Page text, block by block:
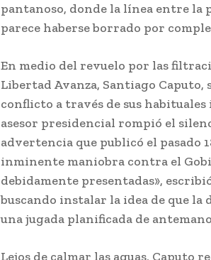
pantanoso, donde la línea entre
parece haberse borrado por
En medio del revuelo por las
Libertad Avanza, Santiago Caputo,
conflicto a través de sus
asesor presidencial rompió el
advertencia que publicó el pasado
inminente maniobra contra el
debidamente presentadas»,
buscando instalar la idea de que la
una jugada planificada de
Lejos de calmar las aguas, Caputo